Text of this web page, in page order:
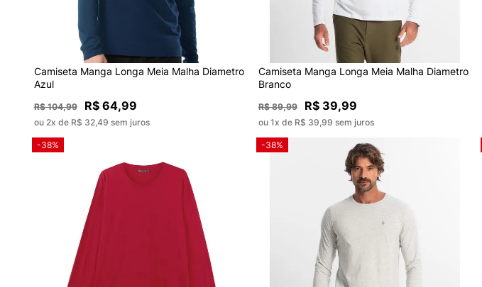
Camiseta Manga Longa Meia Malha Diametro
Azul
R$ 104,99 R$ 64,99
ou 2x de R$ 32,49 sem juros
Camiseta Manga Longa Meia Malha Diametro
Branco
R$ 89,99 R$ 39,99
ou 1x de R$ 39,99 sem juros
-38% -38%